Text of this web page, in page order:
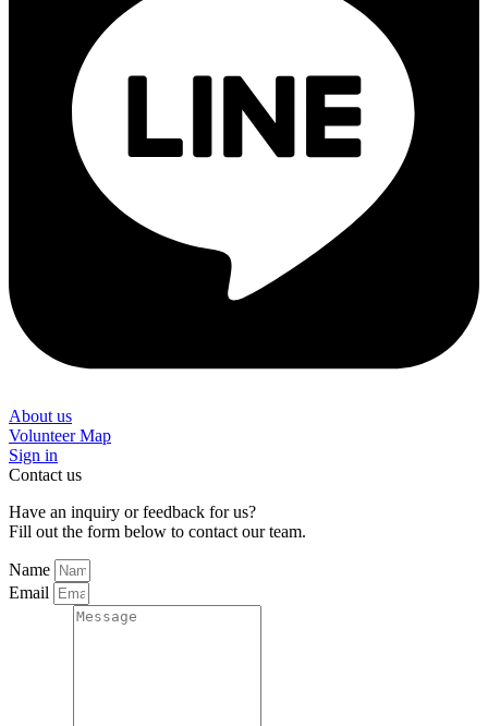
About us
Volunteer Map
Sign in
Contact us
Have an inquiry or feedback for us?
Fill out the form below to contact our team.
Name
Email